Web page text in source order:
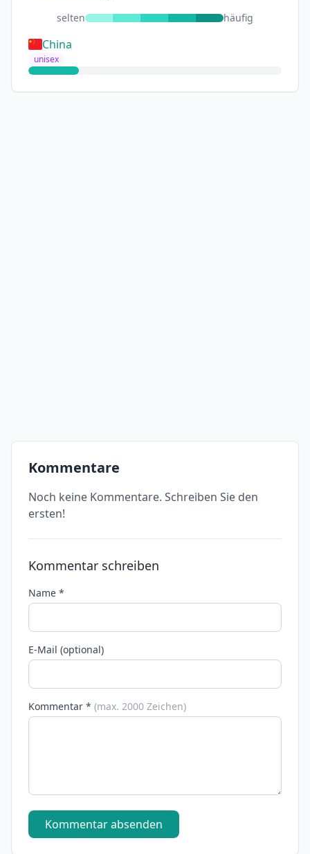
selten häufig
China
unisex
Kommentare
Noch keine Kommentare. Schreiben Sie den
ersten!
Kommentar schreiben
Name *
E-Mail (optional)
Kommentar * (max. 2000 Zeichen)
Kommentar absenden